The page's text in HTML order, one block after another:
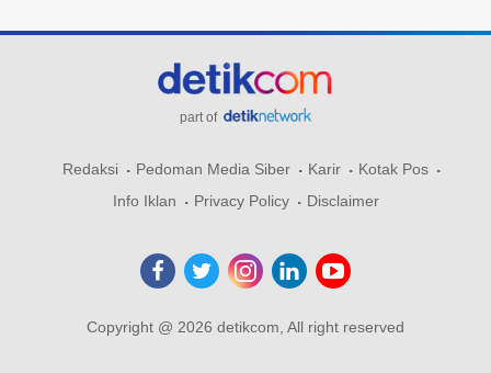
part of
Redaksi Pedoman Media Siber Karir
Kotak Pos
Info Iklan
Privacy Policy Disclaimer
Copyright @ 2026 detikcom, All right reserved